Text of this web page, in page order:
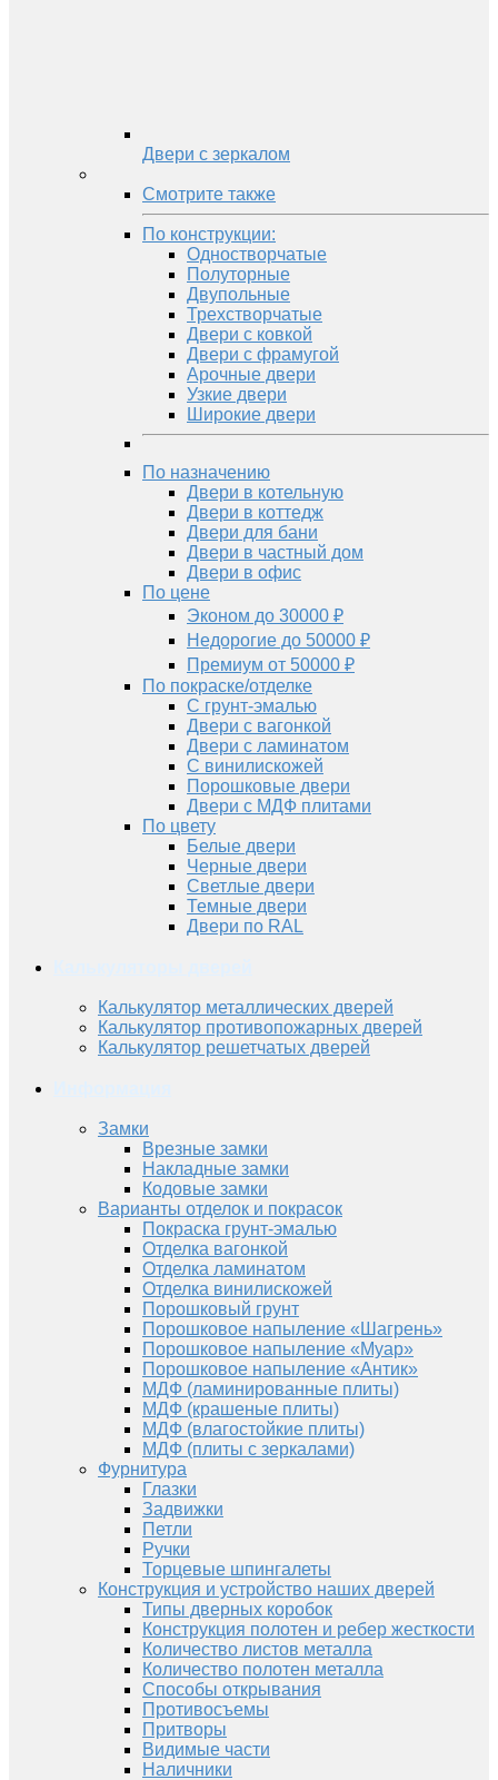
Двери с зеркалом
Смотрите также
По конструкции:
Одностворчатые
Полуторные
Двупольные
Трехстворчатые
Двери с ковкой
Двери с фрамугой
Арочные двери
Узкие двери
Широкие двери
По назначению
Двери в котельную
Двери в коттедж
Двери для бани
Двери в частный дом
Двери в офис
По цене
Эконом до 30000 ₽
Недорогие до 50000 ₽
Премиум от 50000 ₽
По покраске/отделке
С грунт-эмалью
Двери с вагонкой
Двери с ламинатом
С винилискожей
Порошковые двери
Двери с МДФ плитами
По цвету
Белые двери
Черные двери
Светлые двери
Темные двери
Двери по RAL
Калькулятор металлических дверей
Калькулятор противопожарных дверей
Калькулятор решетчатых дверей
Замки
Врезные замки
Накладные замки
Кодовые замки
Варианты отделок и покрасок
Покраска грунт-эмалью
Отделка вагонкой
Отделка ламинатом
Отделка винилискожей
Порошковый грунт
Порошковое напыление «Шагрень»
Порошковое напыление «Муар»
Порошковое напыление «Антик»
МДФ (ламинированные плиты)
МДФ (крашеные плиты)
МДФ (влагостойкие плиты)
МДФ (плиты с зеркалами)
Фурнитура
Глазки
Задвижки
Петли
Ручки
Торцевые шпингалеты
Конструкция и устройство наших дверей
Типы дверных коробок
Конструкция полотен и ребер жесткости
Количество листов металла
Количество полотен металла
Способы открывания
Противосъемы
Притворы
Видимые части
Наличники